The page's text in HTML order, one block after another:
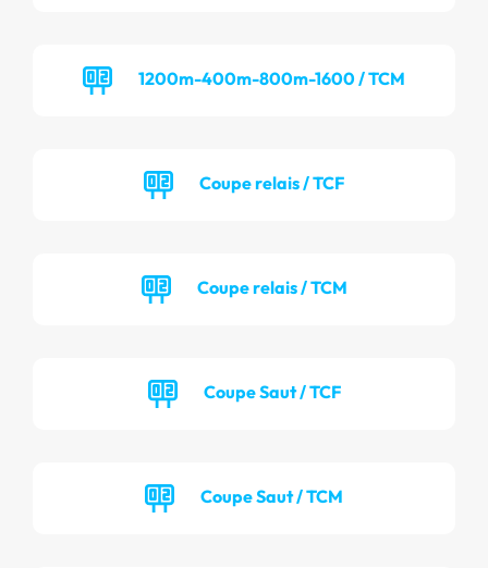
1200m-400m-800m-1600 / TCM
Coupe relais / TCF
Coupe relais / TCM
Coupe Saut / TCF
Coupe Saut / TCM